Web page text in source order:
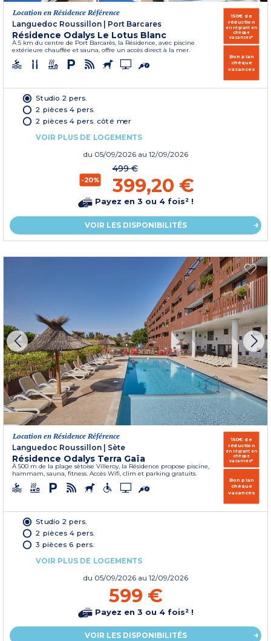
Location en Résidence Référence
Languedoc Roussillon
Port Barcares
Résidence Odalys Le Lotus Blanc
À 5 km du centre de Port Barcarès, la Résidence, avec piscine
extérieure chauffée et sauna, offre un accès direct à la mer.
150€ de
réduction
en réglant en
chèque
vacances*
Bon plan
chèque
vacances
Studio 2 pers.
2 pièces 4 pers.
2 pièces 4 pers. côté mer
VOIR PLUS DE LOGEMENTS
du 05/09/2026 au 12/09/2026
-20%
499 €
399,20 €
Payez en 3 ou 4 fois² !
VOIR LES DISPONIBILITÉS
Location en Résidence Référence
Languedoc Roussillon
Sète
Résidence Odalys Terra Gaïa
À 500 m de la plage sètoise Villeroy, la Résidence propose piscine,
hammam, sauna, fitness. Accès Wifi, clim et parking gratuits.
150€ de
réduction
en réglant en
chèque
vacances*
Bon plan
chèque
vacances
Studio 2 pers.
2 pièces 4 pers.
3 pièces 6 pers.
VOIR PLUS DE LOGEMENTS
du 05/09/2026 au 12/09/2026
599 €
Payez en 3 ou 4 fois² !
VOIR LES DISPONIBILITÉS